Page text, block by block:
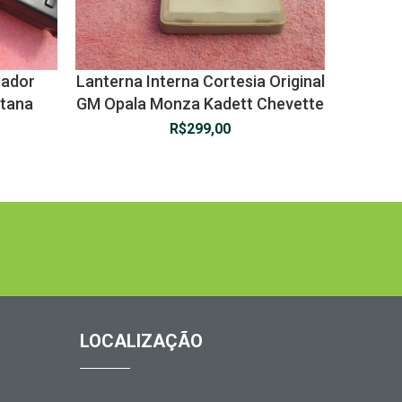
Lanterna Interna Cortesia Original
GM Opala Monza Kadett Chevette
R$299,00
LOCALIZAÇÃO